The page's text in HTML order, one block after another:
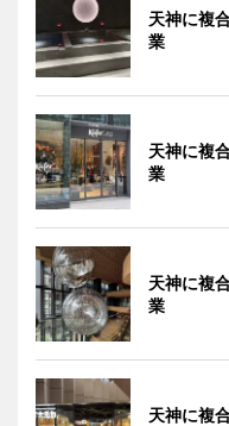
天神に複
業
天神に複
業
天神に複
業
天神に複